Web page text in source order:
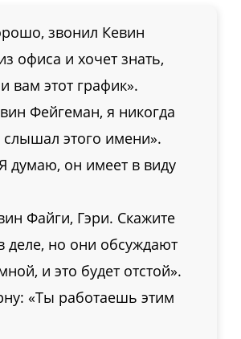
звонил Кевин
офиса и хочет знать,
вам этот график».
Фейгеман, я никогда
этого имени».
думаю, он имеет в виду
Файги, Гэри. Скажите
деле, но они обсуждают
и это будет отстой».
«Ты работаешь этим